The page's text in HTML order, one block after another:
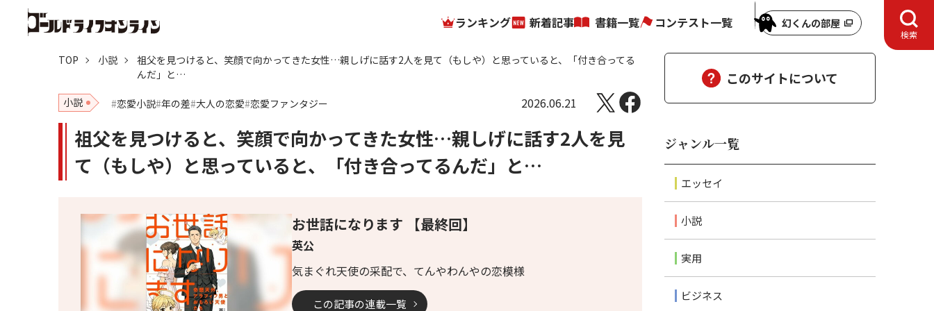
ランキング 新着記事 書籍一覧 コンテスト一覧 幻くんの部屋
検索
TOP 小説
祖父を見つけると、笑顔で向かってきた女性…親しげに話す2人を見て（もしや）と思っていると、「付き合ってる
んだ」と…
小説
恋愛小説 年の差 大人の恋愛 恋愛ファンタジー 2026.06.21
祖父を見つけると、笑顔で向かってきた女性…親しげに話す2人を見
て（もしや）と思っていると、「付き合ってるんだ」と…
お世話になります 【最終回】
英公
気まぐれ天使の采配で、てんやわんやの恋模様
この記事の連載一覧
このサイトについて
ジャンル一覧
エッセイ
小説
実用
ビジネス